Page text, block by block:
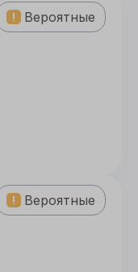
Вероятные
Вероятные